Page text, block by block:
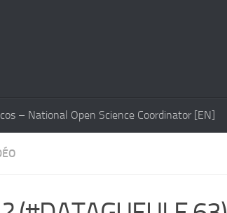
– National Open Science Coordinator [EN]